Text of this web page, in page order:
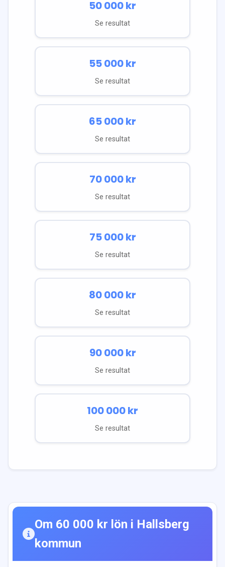
50 000kr
Se resultat
55 000kr
Se resultat
65 000kr
Se resultat
70 000kr
Se resultat
75 000kr
Se resultat
80 000kr
Se resultat
90 000kr
Se resultat
100 000kr
Se resultat
Om 60 000 kr lön i Hallsberg
kommun